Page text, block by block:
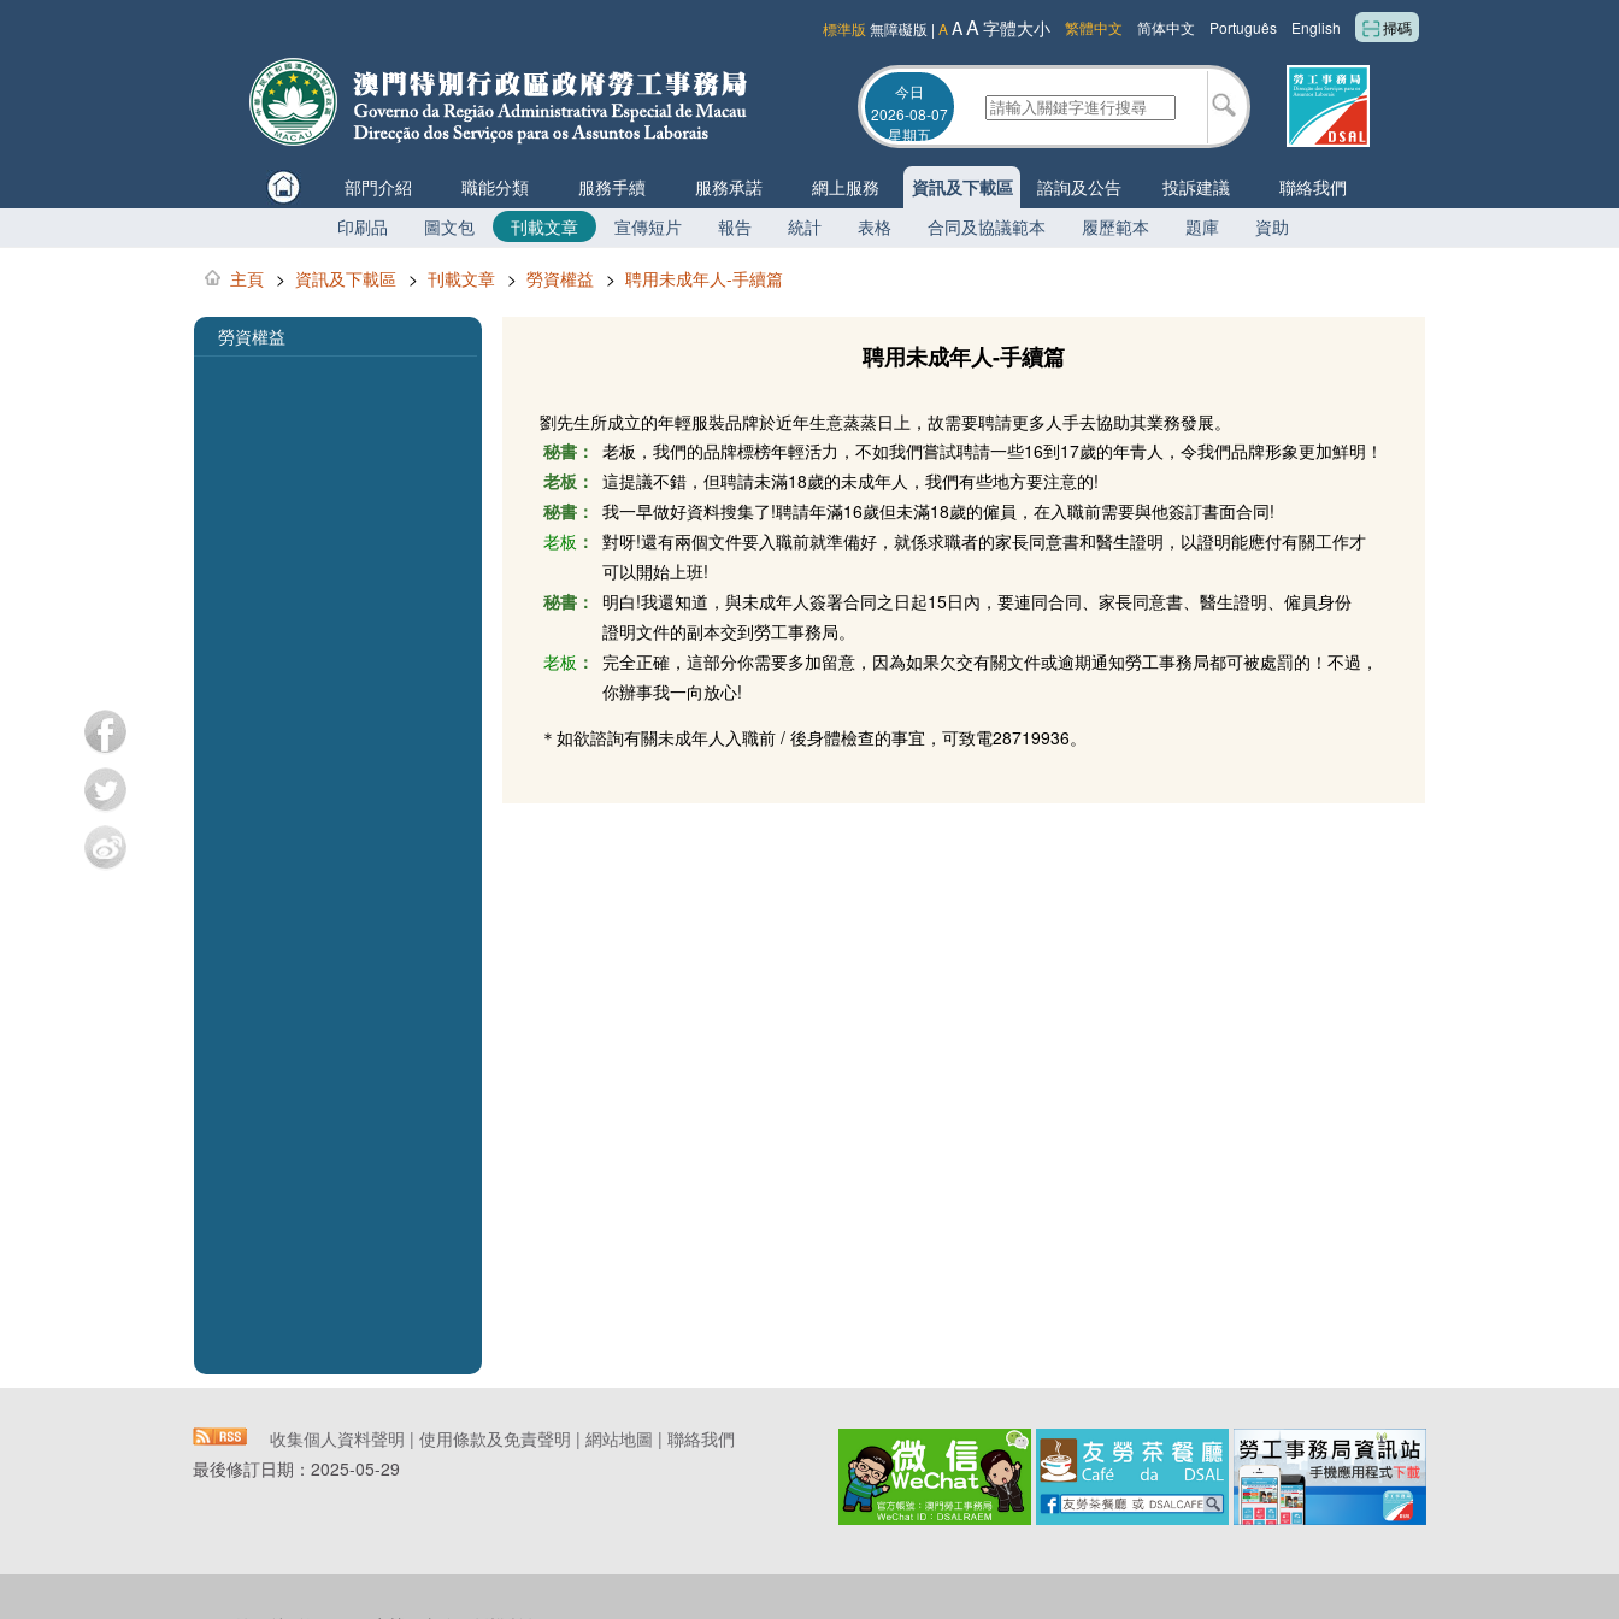
掃碼
English
Português
简体中文
繁體中文
標準版 無障礙版 | AAA字體大小
今日
2026-08-07
星期五
部門介紹 職能分類 服務手續 服務承諾 網上服務
資訊及下載區
印刷品
圖文包 刊載文章 宣傳短片 報告 統計 表格 合同及協議範本 履歷範本 題庫 資助
諮詢及公告 投訴建議 聯絡我們
主頁 > 資訊及下載區 > 刊載文章 > 勞資權益 > 聘用未成年人-手續篇
勞資權益
聘用未成年人-手續篇
劉先生所成立的年輕服裝品牌於近年生意蒸蒸日上，故需要聘請更多人手去協助其業務發展。
秘書： 老板，我們的品牌標榜年輕活力，不如我們嘗試聘請一些16到17歲的年青人，令我們品牌形象更加鮮明！
老板： 這提議不錯，但聘請未滿18歲的未成年人，我們有些地方要注意的!
秘書： 我一早做好資料搜集了!聘請年滿16歲但未滿18歲的僱員，在入職前需要與他簽訂書面合同!
老板 ： 對呀!還有兩個文件要入職前就準備好，就係求職者的家長同意書和醫生證明，以證明能應付有關工作才
可以開始上班!
秘書：
明白!我還知道，與未成年人簽署合同之日起15日內，要連同合同、家長同意書、醫生證明、僱員身份
證明文件的副本交到勞工事務局。
老板 ：
完全正確，這部分你需要多加留意，因為如果欠交有關文件或逾期通知勞工事務局都可被處罰的！不過，
你辦事我一向放心!
＊如欲諮詢有關未成年人入職前 / 後身體檢查的事宜，可致電28719936。
收集個人資料聲明 | 使用條款及免責聲明 | 網站地圖 | 聯絡我們
最後修訂日期： 2025-05-29